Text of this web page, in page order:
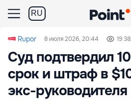
RU
Rupor 8 июля 2026, 20:44 19
Суд подтвердил
срок и штраф в
экс-руководителя